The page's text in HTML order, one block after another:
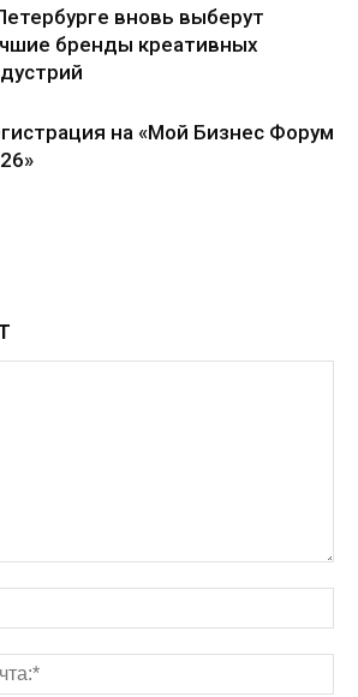
вновь выберут
бренды креативных
на «Мой Бизнес Форум